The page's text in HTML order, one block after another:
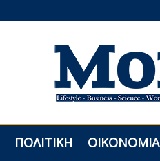
ΠΟΛΙΤΙΚΉ ΟΙΚΟΝΟΜΊΑ